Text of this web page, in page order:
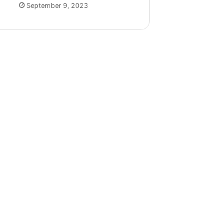
September 9, 2023